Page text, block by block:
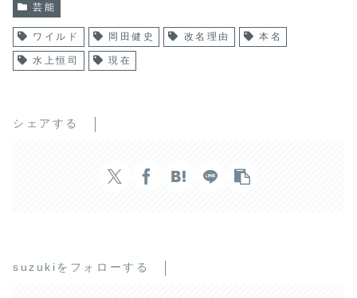
芸能
ワイルド 岡田健史 改名理由 本名
水上恒司 現在
シェアする
suzukiをフォローする